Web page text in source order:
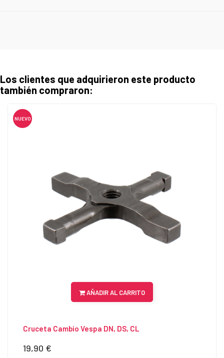
Los clientes que adquirieron este producto
también compraron:
NUEVO
AÑADIR AL CARRITO
Cruceta Cambio Vespa DN, DS, CL
Precio
19,90 €